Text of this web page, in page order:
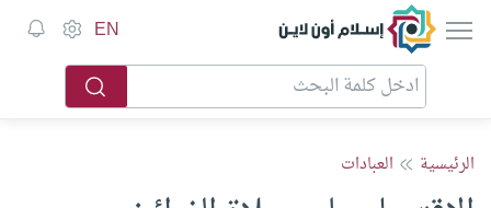
إسلام أون لاين EN
الرئيسية العبادات